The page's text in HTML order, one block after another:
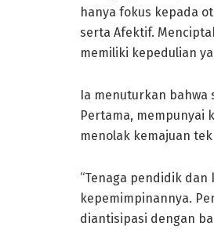
hanya fokus kepada
serta Afektif.
memiliki kepedulian
Ia menuturkan bahwa
Pertama, mempunyai
menolak kemajuan
“Tenaga pendidik
kepemimpinannya.
diantisipasi dengan